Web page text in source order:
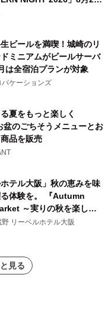
催＆受付スタート！
ビールを満喫！城崎のリ
ミニアムがビールサーバ
は全宿泊プランが対象
ケーションズ
夏をもっと楽しく
盆のごちそうメニューとお
品を販売
ホテル大阪」秋の恵みを味
体験を。 『Autumn
～実りの秋を楽しむ
イーツビュッフェ～』を9
催！
リーベルホテル大阪
見る